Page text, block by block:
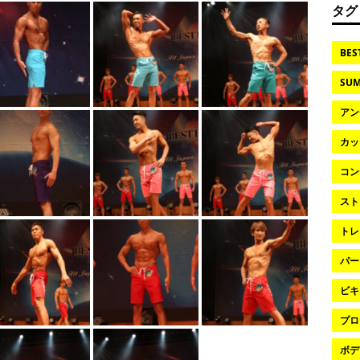
タグ
ア
カ
コ
ス
ト
パ
ビ
プ
ボ